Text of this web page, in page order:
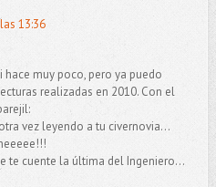
13:36
hace muy poco, pero ya puedo
realizadas en 2010. Con el
vez leyendo a tu civernovia...
te cuente la última del Ingeniero...